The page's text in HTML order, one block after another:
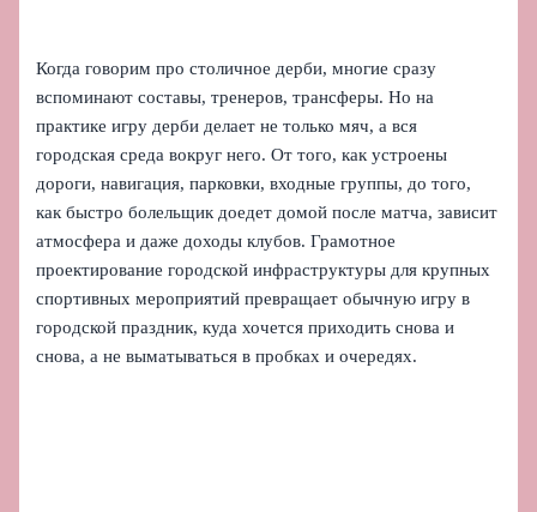
Когда говорим про столичное дерби, многие сразу
вспоминают составы, тренеров, трансферы. Но на
практике игру дерби делает не только мяч, а вся
городская среда вокруг него. От того, как устроены
дороги, навигация, парковки, входные группы, до того,
как быстро болельщик доедет домой после матча, зависит
атмосфера и даже доходы клубов. Грамотное
проектирование городской инфраструктуры для крупных
спортивных мероприятий превращает обычную игру в
городской праздник, куда хочется приходить снова и
снова, а не выматываться в пробках и очередях.